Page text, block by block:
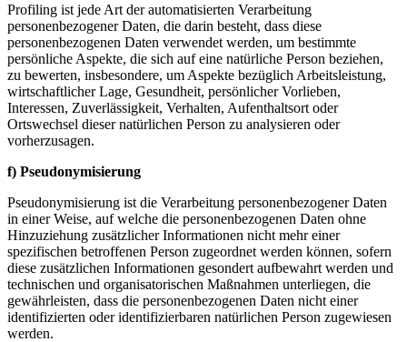
Profiling ist jede Art der automatisierten Verarbeitung
personenbezogener Daten, die darin besteht, dass diese
personenbezogenen Daten verwendet werden, um bestimmte
persönliche Aspekte, die sich auf eine natürliche Person beziehen,
zu bewerten, insbesondere, um Aspekte bezüglich Arbeitsleistung,
wirtschaftlicher Lage, Gesundheit, persönlicher Vorlieben,
Interessen, Zuverlässigkeit, Verhalten, Aufenthaltsort oder
Ortswechsel dieser natürlichen Person zu analysieren oder
vorherzusagen.
f) Pseudonymisierung
Pseudonymisierung ist die Verarbeitung personenbezogener Daten
in einer Weise, auf welche die personenbezogenen Daten ohne
Hinzuziehung zusätzlicher Informationen nicht mehr einer
spezifischen betroffenen Person zugeordnet werden können, sofern
diese zusätzlichen Informationen gesondert aufbewahrt werden und
technischen und organisatorischen Maßnahmen unterliegen, die
gewährleisten, dass die personenbezogenen Daten nicht einer
identifizierten oder identifizierbaren natürlichen Person zugewiesen
werden.